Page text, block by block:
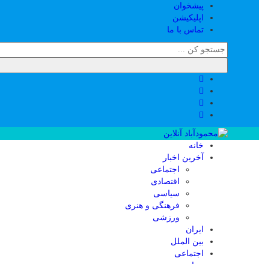
پیشخوان
اپلیکیشن
تماس با ما
خانه
آخرین اخبار
اجتماعی
اقتصادی
سیاسی
فرهنگی و هنری
ورزشی
ایران
بین الملل
اجتماعی